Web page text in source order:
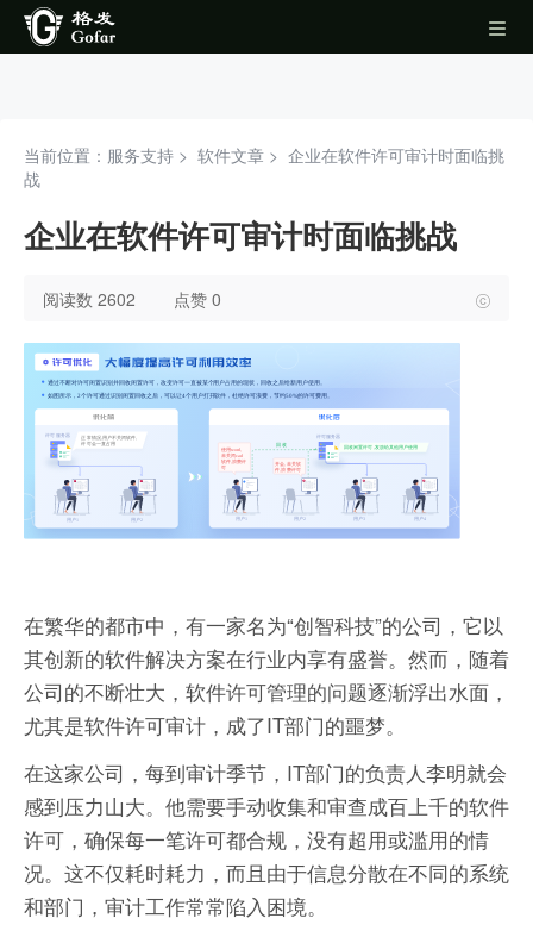
当前位置：服务支持 > 软件文章 > 企业在软件许可审计时面临挑
战
企业在软件许可审计时面临挑战
阅读数 2602 点赞 0
在繁华的都市中，有一家名为“创智科技”的公司，它以
其创新的软件解决方案在行业内享有盛誉。然而，随着
公司的不断壮大，软件许可管理的问题逐渐浮出水面，
尤其是软件许可审计，成了IT部门的噩梦。
在这家公司，每到审计季节，IT部门的负责人李明就会
感到压力山大。他需要手动收集和审查成百上千的软件
许可，确保每一笔许可都合规，没有超用或滥用的情
况。这不仅耗时耗力，而且由于信息分散在不同的系统
和部门，审计工作常常陷入困境。